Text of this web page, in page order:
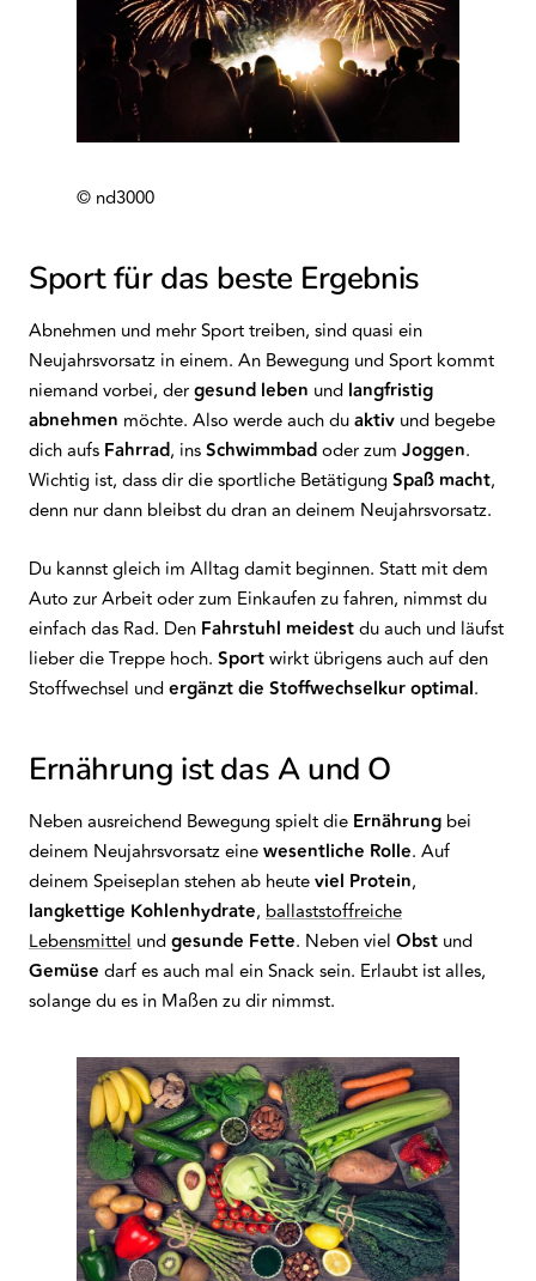
© nd3000
Sport für das beste Ergebnis
Abnehmen und mehr Sport treiben, sind quasi ein
Neujahrsvorsatz in einem. An Bewegung und Sport kommt
niemand vorbei, dergesund leben und langfristig
abnehmen möchte. Also werde auch duaktiv und begebe
dich aufs Fahrrad, insSchwimmbadoder zum Joggen.
Wichtig ist, dass dir die sportliche BetätigungSpaß macht,
denn nur dann bleibst du dran an deinem Neujahrsvorsatz.
Du kannst gleich im Alltag damit beginnen. Statt mit dem
Auto zur Arbeit oder zum Einkaufen zu fahren, nimmst du
einfach das Rad. Den Fahrstuhl meidestdu auch und läufst
lieber die Treppe hoch. Sportwirkt übrigens auch auf den
Stoffwechsel undergänzt die Stoffwechselkur optimal.
Ernährung ist das A und O
Neben ausreichend Bewegung spielt die Ernährung bei
deinem Neujahrsvorsatz einewesentliche Rolle. Auf
deinem Speiseplan stehen ab heuteviel Protein,
langkettige Kohlenhydrate, ballaststoffreiche
Lebensmittel undgesunde Fette. Neben viel Obst und
Gemüse darf es auch mal ein Snack sein. Erlaubt ist alles,
solange du es in Maßen zu dir nimmst.